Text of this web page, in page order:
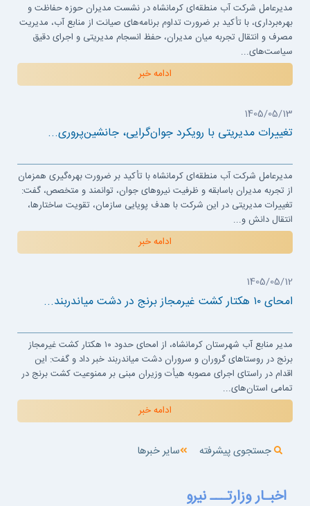
مدیرعامل شرکت آب منطقه‌ای کرمانشاه در نشست مدیران حوزه حفاظت و
بهره‌برداری، با تأکید بر ضرورت تداوم برنامه‌های صیانت از منابع آب، مدیریت
مصرف و انتقال تجربه میان مدیران، حفظ انسجام مدیریتی و اجرای دقیق
سیاست‌های...
ادامه خبر
1405/05/13
تغییرات مدیریتی با رویکرد جوان‌گرایی، جانشین‌پروری...
مدیرعامل شرکت آب منطقه‌ای کرمانشاه با تأکید بر ضرورت بهره‌گیری همزمان
از تجربه مدیران باسابقه و ظرفیت نیروهای جوان، توانمند و متخصص، گفت:
تغییرات مدیریتی در این شرکت با هدف پویایی سازمان، تقویت ساختارها،
انتقال دانش و...
ادامه خبر
1405/05/12
امحای ۱۰ هکتار کشت غیرمجاز برنج در دشت میاندربند...
مدیر منابع آب شهرستان کرمانشاه، از امحای حدود ۱۰ هکتار کشت غیرمجاز
برنج در روستاهای گروران و سروران دشت میاندربند خبر داد و گفت: این
اقدام در راستای اجرای مصوبه هیأت وزیران مبنی بر ممنوعیت کشت برنج در
تمامی استان‌های...
ادامه خبر
جستجوی پیشرفته سایر خبرها
اخبـار وزارتـــ نیرو